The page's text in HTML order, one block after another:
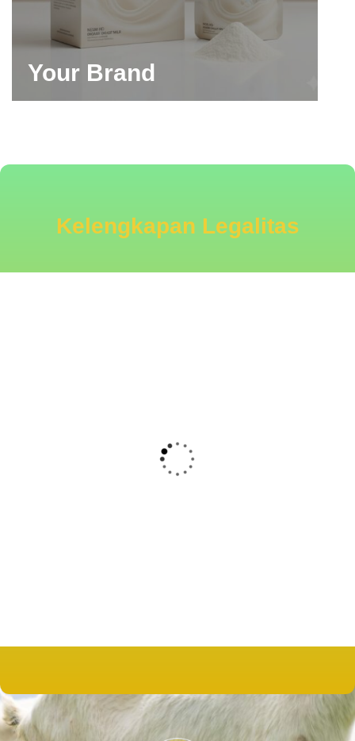
Your Brand
Kelengkapan Legalitas